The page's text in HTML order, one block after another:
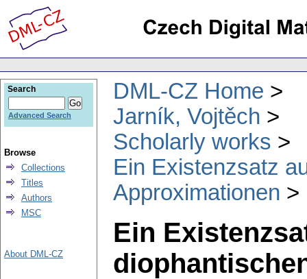
DML-CZ Home
Jarník, Vojtěch
Scholarly works
Ein Existenzsatz
Approximationen
Ein
Search
Advanced Search
Browse
Collections
Titles
Authors
MSC
About DML-CZ